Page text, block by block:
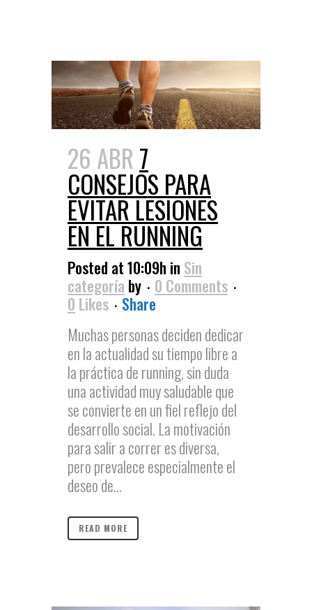
26 ABR 7
CONSEJOS PARA
EVITAR LESIONES
EN EL RUNNING
Posted at 10:09h in Sin
categoría by
0 Comments
0 Likes
Share
Muchas personas deciden dedicar
en la actualidad su tiempo libre a
la práctica de running, sin duda
una actividad muy saludable que
se convierte en un fiel reflejo del
desarrollo social. La motivación
para salir a correr es diversa,
pero prevalece especialmente el
deseo de...
READ MORE